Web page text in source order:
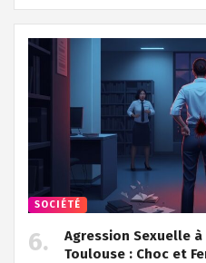
SOCIÉTÉ
Agression Sexuelle
Toulouse : Choc et